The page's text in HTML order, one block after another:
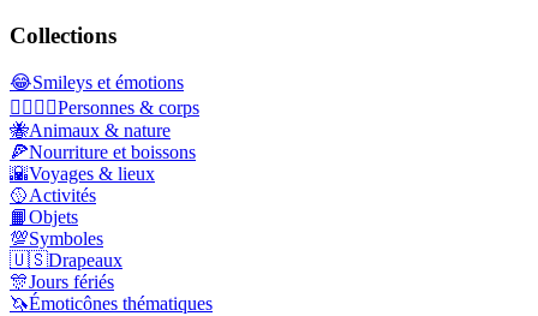
Collections
😂Smileys et émotions
👩‍❤️‍💋‍👨Personnes & corps
🐝Animaux & nature
🍕Nourriture et boissons
🌇Voyages & lieux
🥎Activités
📙Objets
💯Symboles
🇺🇸Drapeaux
🎊Jours fériés
🦄Émoticônes thématiques